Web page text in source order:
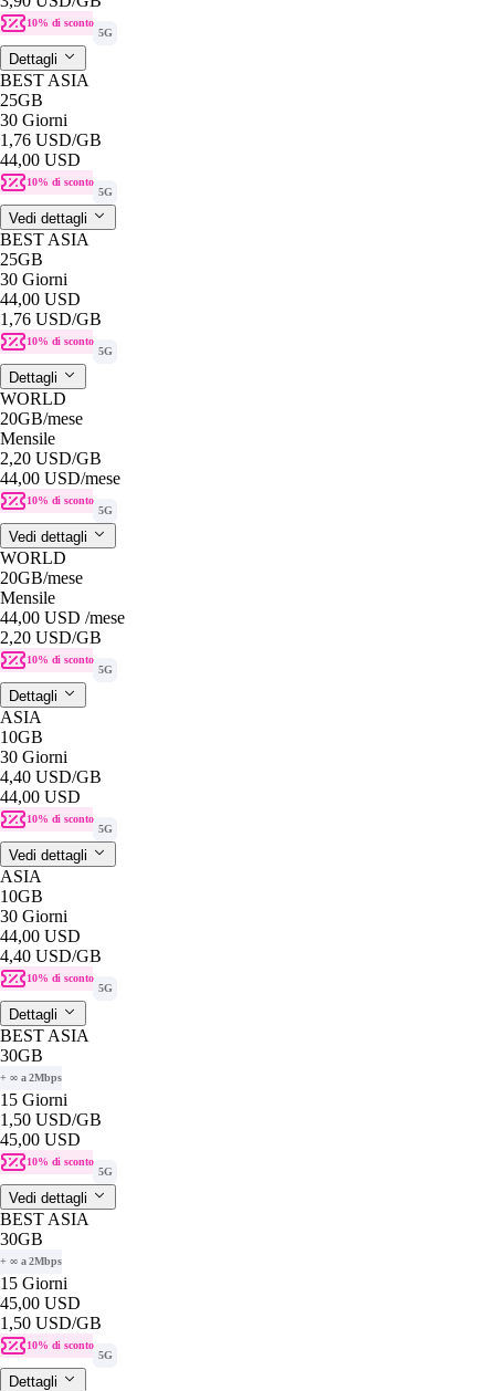
10% di sconto
5G
Dettagli
BEST ASIA
25GB
30 Giorni
1,76 USD/GB
44,00 USD
10% di sconto
5G
Vedi dettagli
BEST ASIA
25GB
30 Giorni
44,00 USD
1,76 USD/GB
10% di sconto
5G
Dettagli
WORLD
20GB/mese
Mensile
2,20 USD/GB
44,00 USD/mese
10% di sconto
5G
Vedi dettagli
WORLD
20GB/mese
Mensile
44,00 USD /mese
2,20 USD/GB
10% di sconto
5G
Dettagli
ASIA
10GB
30 Giorni
4,40 USD/GB
44,00 USD
10% di sconto
5G
Vedi dettagli
ASIA
10GB
30 Giorni
44,00 USD
4,40 USD/GB
10% di sconto
5G
Dettagli
BEST ASIA
30GB
+ ∞ a 2Mbps
15 Giorni
1,50 USD/GB
45,00 USD
10% di sconto
5G
Vedi dettagli
BEST ASIA
30GB
+ ∞ a 2Mbps
15 Giorni
45,00 USD
1,50 USD/GB
10% di sconto
5G
Dettagli